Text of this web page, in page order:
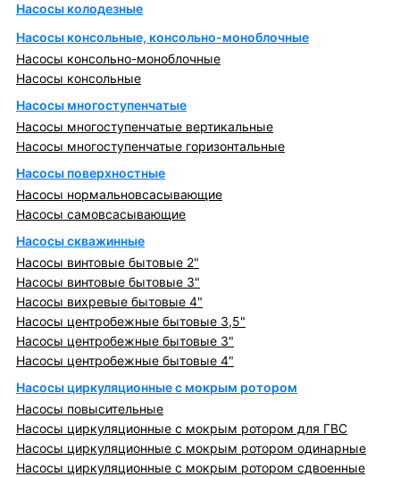
Насосы колодезные
Насосы консольные, консольно-моноблочные
Насосы консольно-моноблочные
Насосы консольные
Насосы многоступенчатые
Насосы многоступенчатые вертикальные
Насосы многоступенчатые горизонтальные
Насосы поверхностные
Насосы нормальновсасывающие
Насосы самовсасывающие
Насосы скважинные
Насосы винтовые бытовые 2"
Насосы винтовые бытовые 3"
Насосы вихревые бытовые 4"
Насосы центробежные бытовые 3,5"
Насосы центробежные бытовые 3"
Насосы центробежные бытовые 4"
Насосы циркуляционные с мокрым ротором
Насосы повысительные
Насосы циркуляционные с мокрым ротором для ГВС
Насосы циркуляционные с мокрым ротором одинарные
Насосы циркуляционные с мокрым ротором сдвоенные